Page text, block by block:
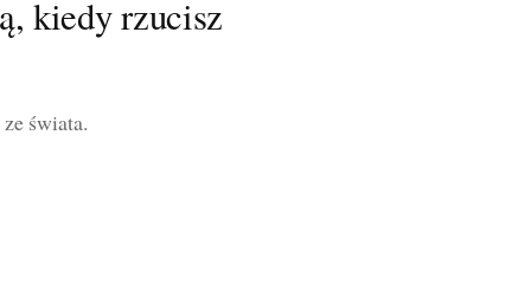
kiedy rzucisz
świata.